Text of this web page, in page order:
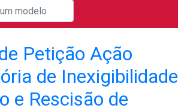
Petição Ação
de Inexigibilidade
e Rescisão de